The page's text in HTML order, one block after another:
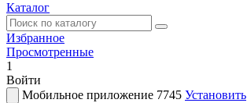
Каталог
Избранное
Просмотренные
1
Войти
Мобильное приложение 7745 Установить